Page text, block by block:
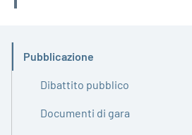
Pubblicazione
Attivo
Dibattito pubblico
Documenti di gara